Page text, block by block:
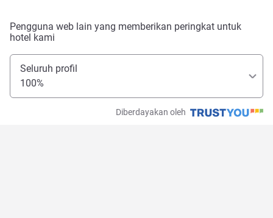
Pengguna web lain yang memberikan peringkat untuk
hotel kami
Seluruh profil
100%
Diberdayakan oleh